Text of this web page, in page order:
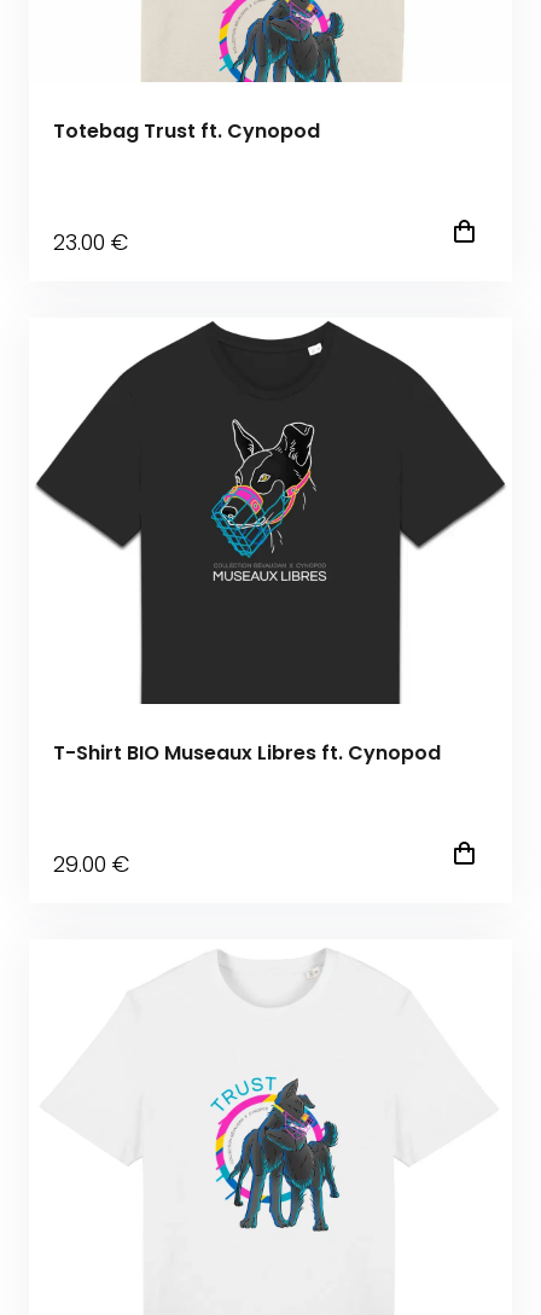
Totebag Trust ft. Cynopod
23.00 €
T-Shirt BIO Museaux Libres ft. Cynopod
29.00 €